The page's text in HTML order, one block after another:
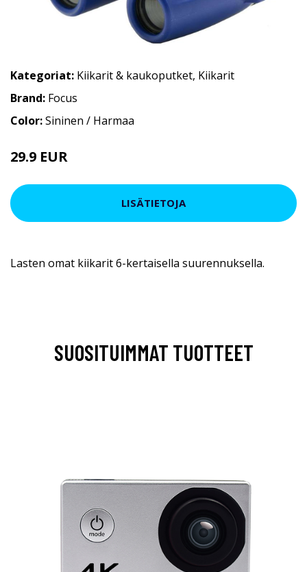
Kategoriat: Kiikarit & kaukoputket, Kiikarit
Brand: Focus
Color:Sininen / Harmaa
29.9 EUR
LISÄTIETOJA
Lasten omat kiikarit 6-kertaisella suurennuksella.
SUOSITUIMMAT TUOTTEET